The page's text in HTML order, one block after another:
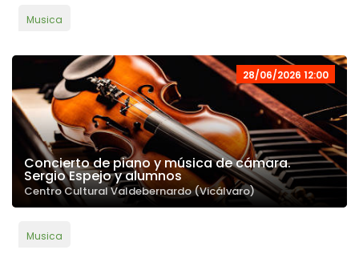
Musica
28/06/2026 12:00
Concierto de piano y música de cámara.
Sergio Espejo y alumnos
Centro Cultural Valdebernardo (Vicálvaro)
Musica